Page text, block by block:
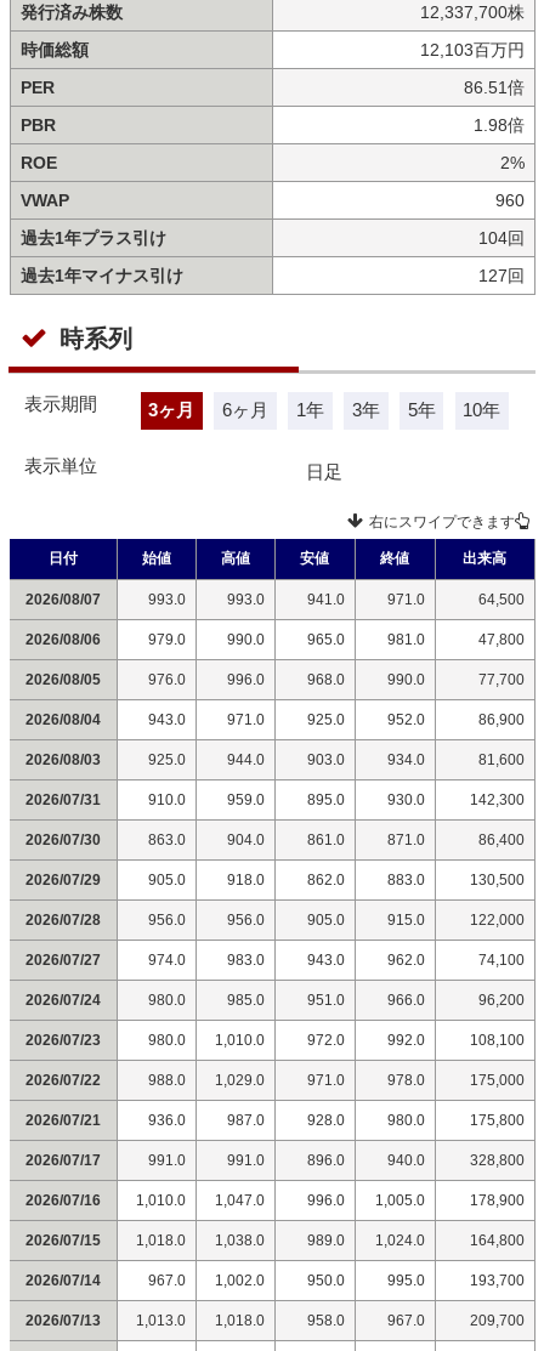
発行済み株数
12,337,700株
時価総額
12,103百万円
PER
86.51倍
PBR
1.98倍
ROE
2%
VWAP
960
過去1年プラス引け
104回
過去1年マイナス引け
127回
時系列
表示期間 3ヶ月 6ヶ月 1年 3年 5年 10年
表示単位 日足
右にスワイプできます
日付 始値 高値 安値 終値 出来高
2026/08/07 993.0 993.0 941.0 971.0 64,500
2026/08/06 979.0 990.0 965.0 981.0 47,800
2026/08/05 976.0 996.0 968.0 990.0 77,700
2026/08/04 943.0 971.0 925.0 952.0 86,900
2026/08/03 925.0 944.0 903.0 934.0 81,600
2026/07/31 910.0 959.0 895.0 930.0 142,300
2026/07/30 863.0 904.0 861.0 871.0 86,400
2026/07/29 905.0 918.0 862.0 883.0 130,500
2026/07/28 956.0 956.0 905.0 915.0 122,000
2026/07/27 974.0 983.0 943.0 962.0 74,100
2026/07/24 980.0 985.0 951.0 966.0 96,200
2026/07/23 980.0 1,010.0 972.0 992.0 108,100
2026/07/22 988.0 1,029.0 971.0 978.0 175,000
2026/07/21 936.0 987.0 928.0 980.0 175,800
2026/07/17 991.0 991.0 896.0 940.0 328,800
2026/07/16 1,010.0 1,047.0 996.0 1,005.0 178,900
2026/07/15 1,018.0 1,038.0 989.0 1,024.0 164,800
2026/07/14 967.0 1,002.0 950.0 995.0 193,700
2026/07/13 1,013.0 1,018.0 958.0 967.0 209,700